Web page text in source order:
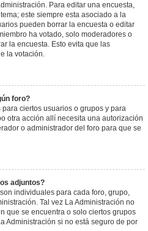
Para editar una encuesta,
este siempre esta asociado a la
pueden borrar la encuesta o editar
ha votado, solo moderadores o
la encuesta. Esto evita que las
la votación.
foro?
ciertos usuarios o grupos y para
otra acción allí necesita una autorización
o administrador del foro para que se
adjuntos?
individuales para cada foro, grupo,
Tal vez La Administración no
que se encuentra o solo ciertos grupos
Administración si no está seguro de por